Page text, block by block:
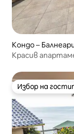
Кондо –
Красив
Избор на
Избор на